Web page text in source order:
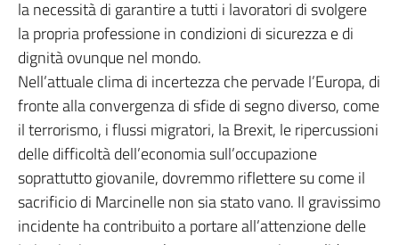
la necessità di garantire a tutti i lavoratori di svolgere
la propria professione in condizioni di sicurezza e di
dignità ovunque nel mondo.
Nell’attuale clima di incertezza che pervade l’Europa, di
fronte alla convergenza di sfide di segno diverso, come
il terrorismo, i flussi migratori, la Brexit, le ripercussioni
delle difficoltà dell’economia sull’occupazione
soprattutto giovanile, dovremmo riflettere su come il
sacrificio di Marcinelle non sia stato vano. Il gravissimo
incidente ha contribuito a portare all’attenzione delle